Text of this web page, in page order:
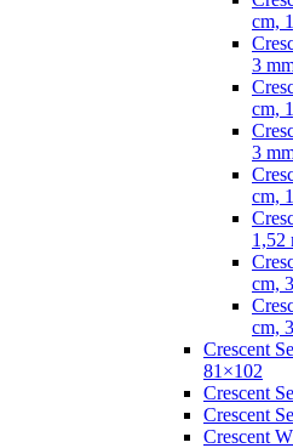
cm,
3
cm,
3
cm,
1,52
cm,
cm,
Crescent
81×102
Crescent
Crescent
Crescent